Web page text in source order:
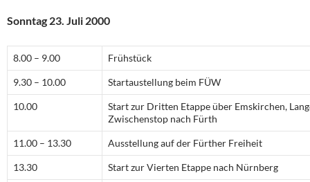
Sonntag 23. Juli 2000
8.00 – 9.00 Frühstück
9.30 – 10.00 Startaustellung beim FÜW
10.00
Start zur Dritten Etappe über Emskirchen,
Zwischenstop nach Fürth
11.00 – 13.30 Ausstellung auf der Fürther Freiheit
13.30 Start zur Vierten Etappe nach Nürnberg